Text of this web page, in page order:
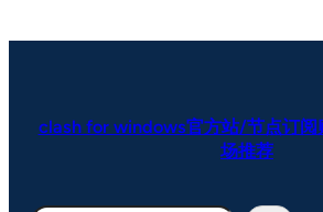
clash for windows官方站/节点订
场推荐